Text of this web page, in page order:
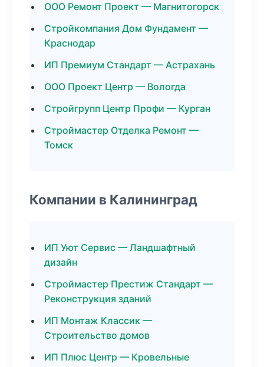
ООО Ремонт Проект — Магнитогорск
Стройкомпания Дом Фундамент —
Краснодар
ИП Премиум Стандарт — Астрахань
ООО Проект Центр — Вологда
Стройгрупп Центр Профи — Курган
Строймастер Отделка Ремонт —
Томск
Компании в Калининград
ИП Уют Сервис — Ландшафтный
дизайн
Строймастер Престиж Стандарт —
Реконструкция зданий
ИП Монтаж Классик —
Строительство домов
ИП Плюс Центр — Кровельные